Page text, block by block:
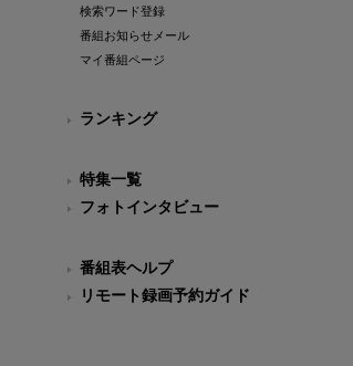
検索ワード登録
番組お知らせメール
マイ番組ページ
ランキング
特集一覧
フォトインタビュー
番組表ヘルプ
リモート録画予約ガイド